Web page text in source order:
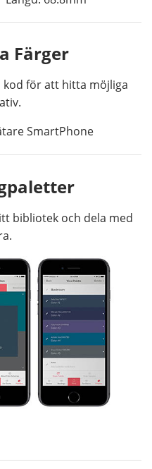
Färger
kod för att hitta möjliga
bibliotek och dela med